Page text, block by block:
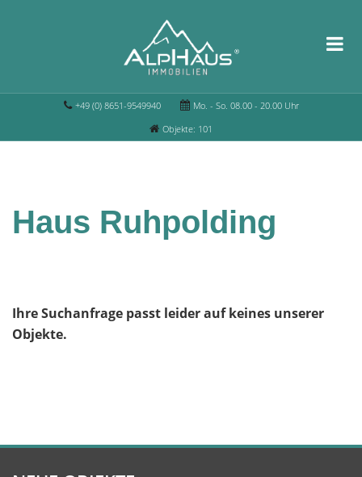
+49 (0) 8651-9549940
Mo. - So. 08.00 - 20.00 Uhr
Objekte: 101
Haus Ruhpolding
Ihre Suchanfrage passt leider auf keines unserer
Objekte.